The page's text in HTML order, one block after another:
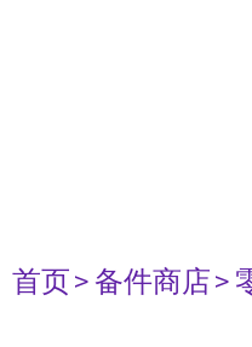
首页> 备件商店>